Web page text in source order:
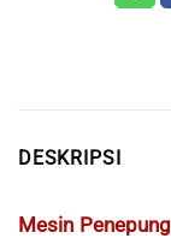
DESKRIPSI
Mesin Penepung